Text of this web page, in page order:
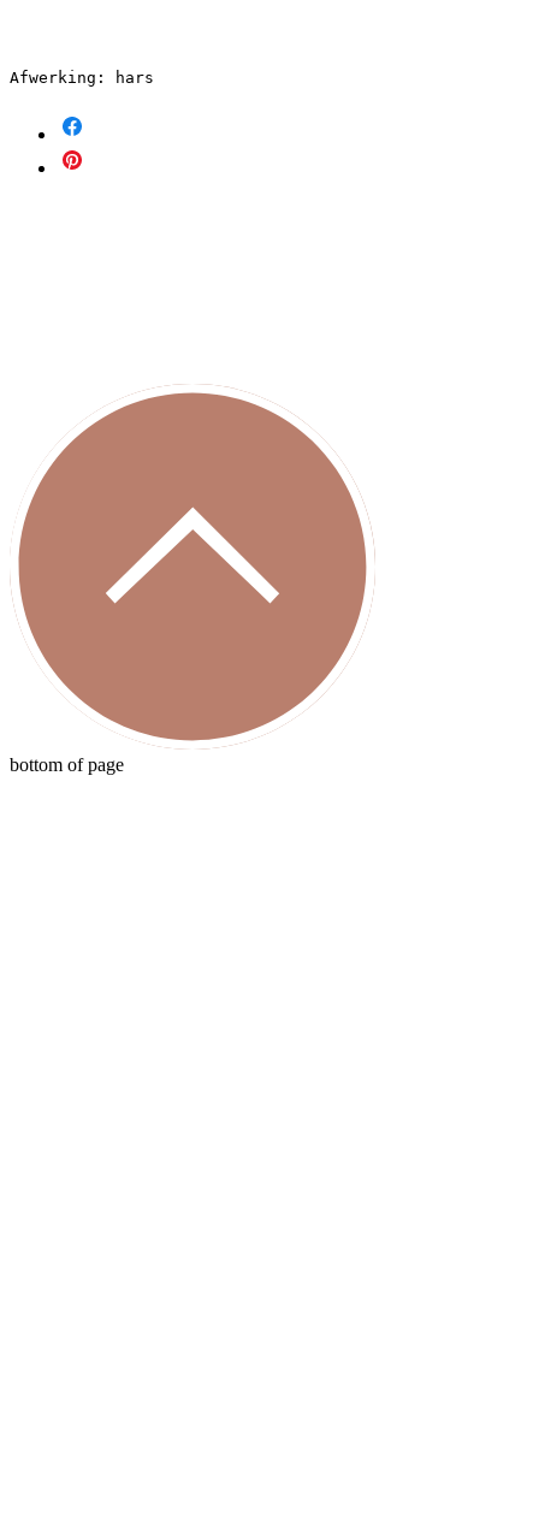
Afwerking: hars
bottom of page